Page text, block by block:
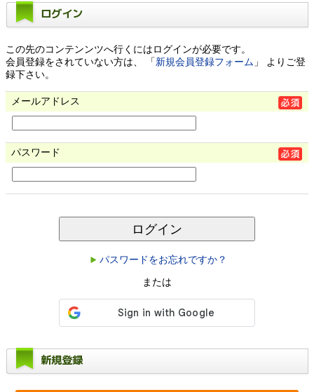
ログイン
この先のコンテンンツへ行くにはログインが必要です。
会員登録をされていない方は、 「新規会員登録フォーム 」 よりご登
録下さい。
メールアドレス
パスワード
ログイン
パスワードをお忘れですか？
または
新規登録